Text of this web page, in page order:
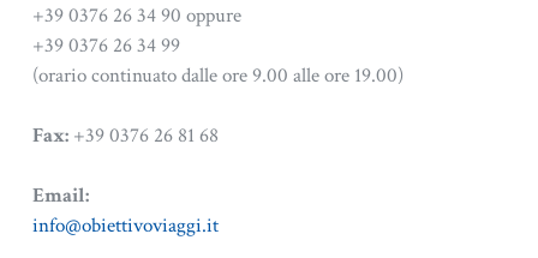
+39 0376 26 34 90 oppure
+39 0376 26 34 99
(orario continuato dalle ore 9.00 alle ore 19.00)
Fax:+39 0376 26 81 68
Email:
info@obiettivoviaggi.it